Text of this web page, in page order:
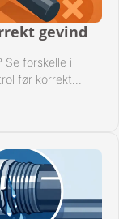
gevind
Se forskelle i
før korrekt